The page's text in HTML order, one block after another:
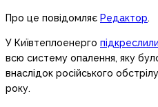
Про це повідомляє Редактор.
У Київтеплоенерго підкреслили
всю систему опалення, яку
внаслідок російського
року.